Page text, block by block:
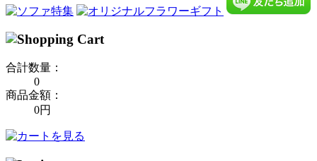
合計数量：
0
商品金額：
0円